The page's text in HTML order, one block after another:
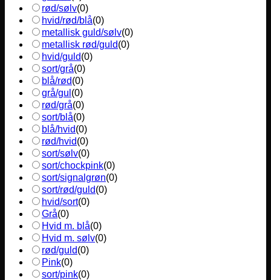
rød/sølv(0)
hvid/rød/blå(0)
metallisk guld/sølv(0)
metallisk rød/guld(0)
hvid/guld(0)
sort/grå(0)
blå/rød(0)
grå/gul (0)
rød/grå(0)
sort/blå(0)
blå/hvid(0)
rød/hvid(0)
sort/sølv(0)
sort/chockpink(0)
sort/signalgrøn(0)
sort/rød/guld(0)
hvid/sort(0)
Grå(0)
Hvid m. blå(0)
Hvid m. sølv(0)
rød/guld(0)
Pink(0)
sort/pink(0)